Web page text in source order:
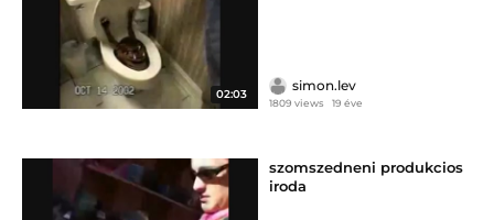
02:03
simon.lev
1809 views 19 éve
szomszedneni produkcios
iroda